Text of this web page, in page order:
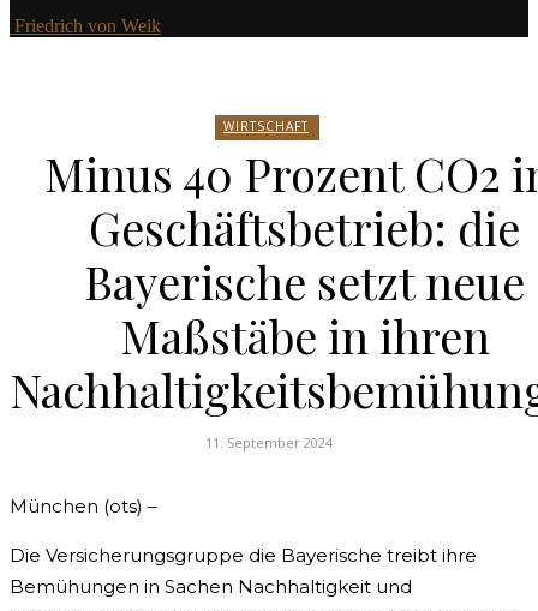
Friedrich von Weik
WIRTSCHAFT
Minus 40 Prozent CO2
Geschäftsbetrieb: die
Bayerische setzt neue
Maßstäbe in ihren
11. September 2024
München (ots) –
Die Versicherungsgruppe die Bayerische treibt ihre
Bemühungen in Sachen Nachhaltigkeit und